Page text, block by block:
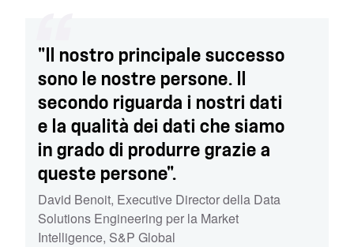
"Il nostro principale successo
sono le nostre persone. Il
secondo riguarda i nostri dati
e la qualità dei dati che siamo
in grado di produrre grazie a
queste persone".
David Benoit, Executive Director della Data
Solutions Engineering per la Market
Intelligence, S&P Global